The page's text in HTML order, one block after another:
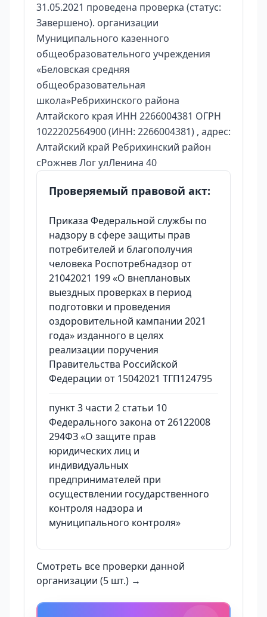
31.05.2021 проведена проверка (статус:
Завершено). организации
Муниципального казенного
общеобразовательного учреждения
«Беловская средняя
общеобразовательная
школа»Ребрихинского района
Алтайского края ИНН 2266004381 ОГРН
1022202564900 (ИНН: 2266004381) , адрес:
Алтайский край Ребрихинский район
сРожнев Лог улЛенина 40
Проверяемый правовой акт:
Приказа Федеральной службы по
надзору в сфере защиты прав
потребителей и благополучия
человека Роспотребнадзор от
21042021 199 «О внеплановых
выездных проверках в период
подготовки и проведения
оздоровительной кампании 2021
года» изданного в целях
реализации поручения
Правительства Российской
Федерации от 15042021 ТГП124795
пункт 3 части 2 статьи 10
Федерального закона от 26122008
294ФЗ «О защите прав
юридических лиц и
индивидуальных
предпринимателей при
осуществлении государственного
контроля надзора и
муниципального контроля»
Смотреть все проверки данной
организации (5 шт.) →